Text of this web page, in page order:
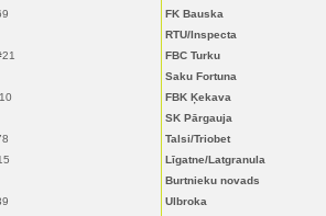
FK Bauska
RTU/Inspecta
FBC Turku
Saku Fortuna
FBK Ķekava
SK Pārgauja
Talsi/Triobet
Līgatne/Latgranula
Burtnieku novads
Ulbroka